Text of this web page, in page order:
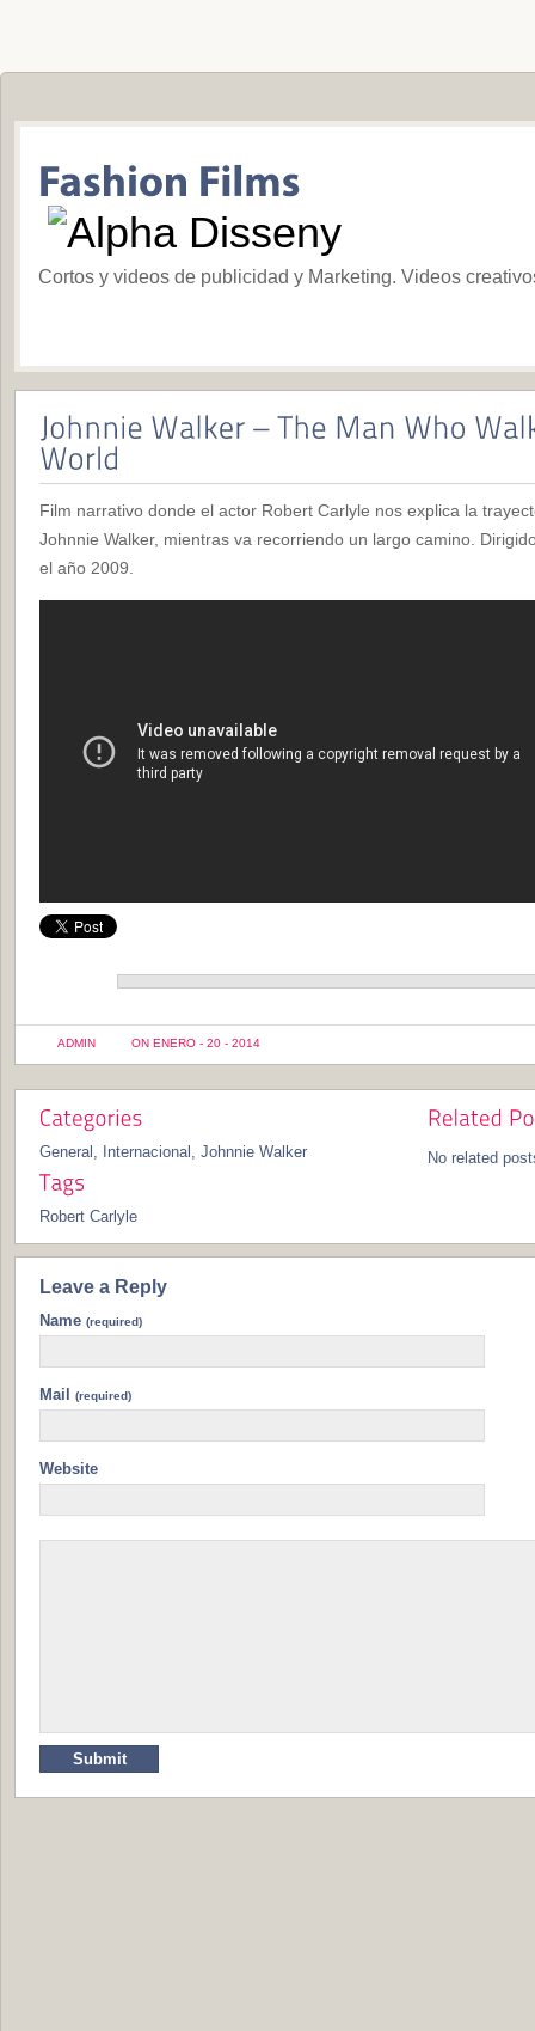
Cortos y videos de publicidad y Marketing. Videos
Film narrativo donde el actor Robert Carlyle nos explica la
Johnnie Walker, mientras va recorriendo un largo camino.
el año 2009.
ADMIN ON ENERO - 20 - 2014
General , Internacional , Johnnie Walker
Robert Carlyle
No related
Leave a Reply
Name (required)
Mail (required)
Website